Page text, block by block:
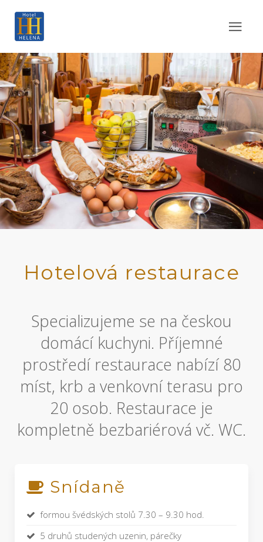
Restaurace 01
Restaurace 02
Restaurace 03
Hotelová restaurace
Specializujeme se na českou
domácí kuchyni. Příjemné
prostředí restaurace nabízí 80
míst, krb a venkovní terasu pro
20 osob. Restaurace je
kompletně bezbariérová vč. WC.
Snídaně
formou švédských stolů 7.30 – 9.30 hod.
5 druhů studených uzenin, párečky